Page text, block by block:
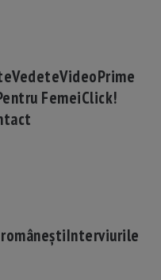
VedeteVideoPrime
FemeiClick!
Interviurile